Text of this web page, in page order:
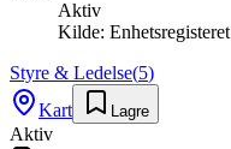
Aktiv
Kilde: Enhetsregisteret
Styre & Ledelse(5)
Kart
Lagre
Aktiv